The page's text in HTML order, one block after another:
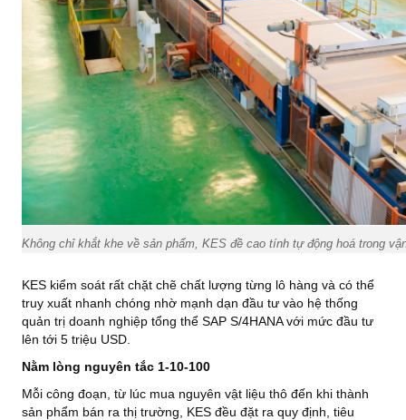
Không chỉ khắt khe về sản phẩm, KES đề cao tính tự động hoá trong
KES kiểm soát rất chặt chẽ chất lượng từng lô hàng và có thể
truy xuất nhanh chóng nhờ mạnh dạn đầu tư vào hệ thống
quản trị doanh nghiệp tổng thể SAP S/4HANA với mức đầu tư
lên tới 5 triệu USD.
Nằm lòng nguyên tắc 1-10-100
Mỗi công đoạn, từ lúc mua nguyên vật liệu thô đến khi thành
sản phẩm bán ra thị trường, KES đều đặt ra quy định, tiêu